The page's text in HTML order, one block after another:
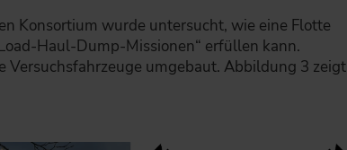
Konsortium wurde untersucht, wie eine Flotte
Haul-Dump-Missionen“ erfüllen kann.
umgebaut. Abbildung 3 zeigt